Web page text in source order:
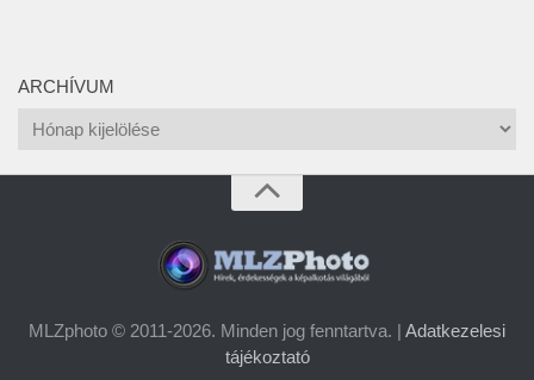
ARCHÍVUM
Archívum
MLZphoto © 2011-2026. Minden jog fenntartva. | Adatkezelesi
tájékoztató